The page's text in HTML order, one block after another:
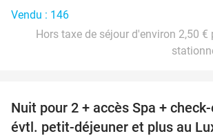
Vendu : 146
Hors taxe de séjour d'environ 2,50 €
Nuit pour 2 + accès Spa +
évtl. petit-déjeuner et plus au